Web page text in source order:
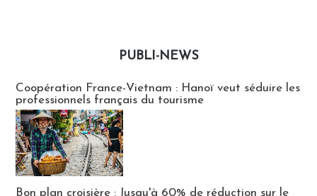
PUBLI-NEWS
Coopération France-Vietnam : Hanoï veut séduire les
professionnels français du tourisme
Bon plan croisière : Jusqu'à 60% de réduction sur le